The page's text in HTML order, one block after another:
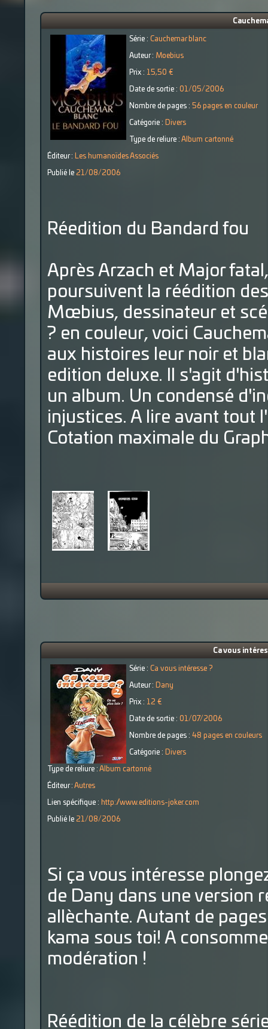
Série : Cauchemar blanc
Auteur : Moebius
Prix : 15,50 €
Date de sortie : 01/05/2006
Nombre de pages : 56 pages en couleur
Catégorie : Divers
Type de reliure : Album cartonné
Éditeur : Les humanoïdes Associés
Publié le 21/08/2006
Réedition du Bandard fou
Après Arzach et Major
poursuivent la réédition
Mœbius, dessinateur et
? en couleur, voici
aux histoires leur noir et
edition deluxe. Il s'agit
un album. Un condensé
injustices. A lire avant tout
Cotation maximale du
Ca vous
Série : Ca vous intéresse ?
Auteur : Dany
Prix : 12 €
Date de sortie : 01/07/2006
Nombre de pages : 48 pages en couleurs
Catégorie : Divers
Type de reliure : Album cartonné
Éditeur : Autres
Lien spécifique : http://www.editions-joker.com
Publié le 21/08/2006
Si ça vous intéresse
de Dany dans une version
allèchante. Autant de
kama sous toi! A
modération !
Réédition de la célèbre